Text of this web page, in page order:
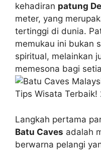
kehadiran patung
meter, yang
tertinggi di dunia.
memukau ini bukan
spiritual, melainkan
memesona bagi
Langkah pertama
Batu Caves adalah
berwarna pelangi